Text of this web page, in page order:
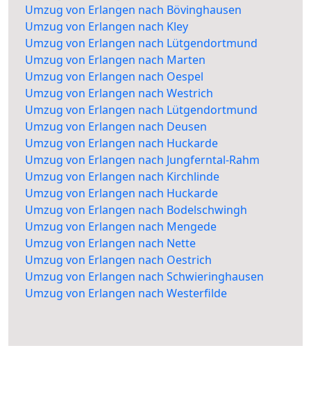
Umzug von Erlangen nach Bövinghausen
Umzug von Erlangen nach Kley
Umzug von Erlangen nach Lütgendortmund
Umzug von Erlangen nach Marten
Umzug von Erlangen nach Oespel
Umzug von Erlangen nach Westrich
Umzug von Erlangen nach Lütgendortmund
Umzug von Erlangen nach Deusen
Umzug von Erlangen nach Huckarde
Umzug von Erlangen nach Jungferntal-Rahm
Umzug von Erlangen nach Kirchlinde
Umzug von Erlangen nach Huckarde
Umzug von Erlangen nach Bodelschwingh
Umzug von Erlangen nach Mengede
Umzug von Erlangen nach Nette
Umzug von Erlangen nach Oestrich
Umzug von Erlangen nach Schwieringhausen
Umzug von Erlangen nach Westerfilde